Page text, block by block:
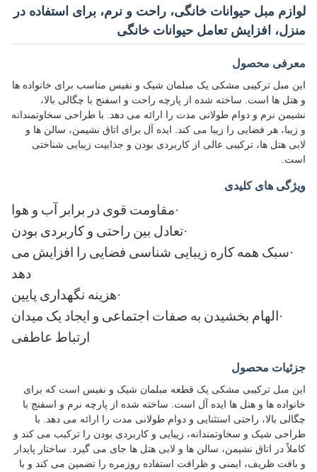
لوازم مبل حیوانات خانگی، راحت و نرم، برای استفاده در
منزل، افزایش تعامل حیوانات خانگی
معرفی محصول
این مبل ترکیبی مشکی یک مبلمان شیک و نفیس مناسب برای خانواده ها
و هتل ها است. ساخته شده از پارچه راحت و اسفنج با چگالی بالا،
نشیمن نرم و دوام طولانی مدت را ارائه می دهد. با طراحی سخاوتمندانه
و زیبا، هر فضایی را زیبا می کند. ایده آل برای اتاق نشیمن، سالن ها و
لابی هتل ها، ترکیبی عالی از کاربردی بودن و جذابیت زیبایی شناختی
است.
ویژگی های کلیدی
·مقاومت قوی در برابر آب و هوا
·تعادل بین راحتی و کاربردی بودن
·سبک همه کاره زیبایی شناسی فضایی را افزایش می
دهد
·هزینه نگهداری پایین
·الهام بخشیدن به صفات اجتماعی و ایجاد یک میدان
ارتباط عاطفی
جزئیات محصول
این مبل ترکیبی مشکی یک قطعه مبلمان شیک و نفیس است که برای
خانواده ها و هتل ها ایده آل است. ساخته شده از پارچه نرم و اسفنج با
چگالی بالا، راحتی استثنایی و دوام طولانی مدت را ارائه می دهد. با
طراحی شیک و سخاوتمندانه، زیبایی و کاربردی بودن را ترکیب می کند و
کاملاً در اتاق نشیمن، سالن ها و لابی هتل ها جای می گیرد. ساختار پایدار
و بافت ظریف، ایمنی و ظرافت استفاده روزمره را تضمین می کند و با